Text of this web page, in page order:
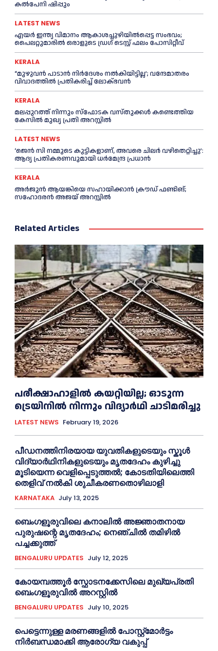
കല്‍പേനി ഷിപ്പും
LATEST NEWS
എയര്‍ ഇന്ത്യ വിമാനം ആകാശച്ചുഴിയില്‍പ്പെട്ട സംഭവം;
പൈലറ്റുമാരില്‍ ഒരാളുടെ ഡ്രഗ് ടെസ്റ്റ് ഫലം പോസിറ്റീവ്
KERALA
“മുഴുവൻ പാടാൻ നിര്‍ദേശം നല്‍കിയിട്ടില്ല’; വന്ദേമാതരം
വിവാദത്തില്‍ പ്രതികരിച്ച്‌ ലോക്ഭവൻ
KERALA
മലപ്പുറത്ത് നിന്നും സ്ഫോടക വസ്തുക്കള്‍ കണ്ടെത്തിയ
കേസില്‍ മുഖ‍്യ പ്രതി അറസ്റ്റില്‍
LATEST NEWS
‘ജെൻ സി നമ്മുടെ കുട്ടികളാണ്, അവരെ ചിലര്‍ വഴിതെറ്റിച്ചു’:
ആദ്യ പ്രതികരണവുമായി ധര്‍മേന്ദ്ര പ്രധാൻ
KERALA
അര്‍ജുന്‍ ആയങ്കിയെ സഹായിക്കാൻ ക്രൗഡ് ഫണ്ടിങ്;
സഹോദരന്‍ അജയ് അറസ്റ്റില്‍
Related Articles
പരീക്ഷാഹാളിൽ കയറ്റിയില്ല; ഓടുന്ന
ട്രെയിനിൽ നിന്നും വിദ്യാർഥി ചാടിമരിച്ചു
LATEST NEWS February 19, 2026
പീഡനത്തിനിരയായ യുവതികളുടെയും സ്കൂൾ
വിദ്യാർഥിനികളുടെയും മൃതദേഹം കുഴിച്ചു
മൂടിയെന്ന വെളിപ്പെടുത്തൽ; കോടതിയിലെത്തി
തെളിവ് നൽകി ശുചീകരണതൊഴിലാളി
KARNATAKA July 13, 2025
ബെംഗളൂരുവിലെ കനാലിൽ അജ്ഞാതനായ
പുരുഷന്റെ മൃതദേഹം; നെഞ്ചിൽ തമിഴിൽ
പച്ചക്കുത്ത്
BENGALURU UPDATES July 12, 2025
കോയമ്പത്തൂർ സ്ഫോടനക്കേസിലെ മുഖ്യപ്രതി
ബെംഗളൂരുവിൽ അറസ്റ്റിൽ
BENGALURU UPDATES July 10, 2025
പെട്ടെന്നുള്ള മരണങ്ങളിൽ പോസ്റ്റ്മോർട്ടം
നിർബന്ധമാക്കി ആരോഗ്യ വകുപ്പ്